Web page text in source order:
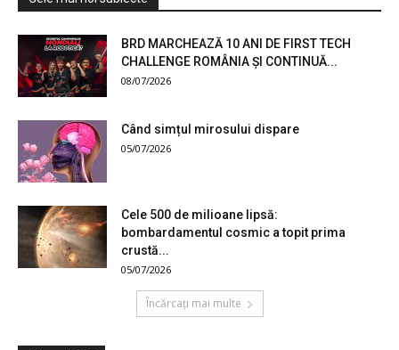
BRD MARCHEAZĂ 10 ANI DE FIRST TECH
CHALLENGE ROMÂNIA ȘI CONTINUĂ...
08/07/2026
Când simțul mirosului dispare
05/07/2026
Cele 500 de milioane lipsă:
bombardamentul cosmic a topit prima
crustă...
05/07/2026
Încărcați mai multe